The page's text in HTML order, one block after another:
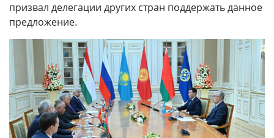
призвал делегации других стран поддержать данное
предложение.